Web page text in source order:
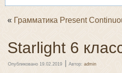
« Грамматика Present
Starlight 6
Опубликовано 19.02.2019 | Автор: admin